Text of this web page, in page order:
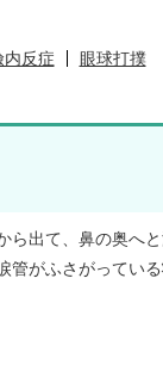
内反症 眼球打撲
出て、鼻の奥へ
がふさがっている